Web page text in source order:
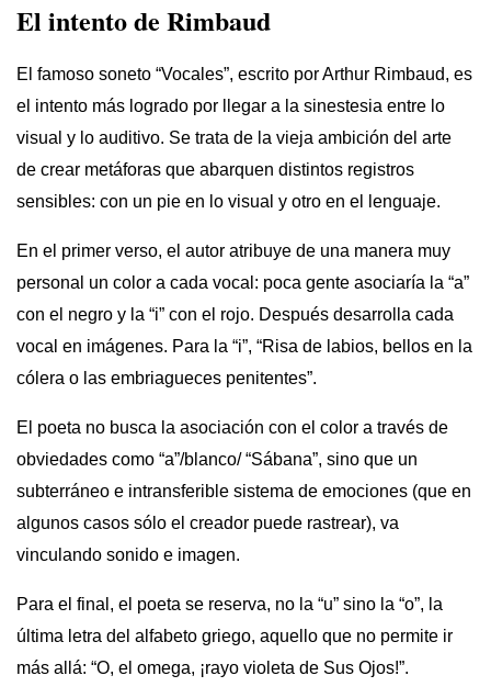
El intento de Rimbaud
El famoso soneto “Vocales”, escrito porArthur Rimbaud, es
el intento más logrado por llegar a la sinestesia entre lo
visual y lo auditivo. Se trata de la vieja ambición del arte
de crear metáforas que abarquen distintos registros
sensibles: con un pie en lo visual y otro en el lenguaje.
En el primer verso, el autor atribuye de una manera muy
personal un color a cada vocal: poca gente asociaría la “a”
con el negro y la “i” con el rojo. Después desarrolla cada
vocal en imágenes. Para la “i”, “Risa de labios, bellos en la
cólera o las embriagueces penitentes”.
El poeta no busca la asociación con el color a través de
obviedades como “a”/blanco/ “Sábana”, sino que un
subterráneo e intransferible sistema de emociones (que en
algunos casos sólo el creador puede rastrear), va
vinculando sonido e imagen.
Para el final, el poeta se reserva, no la “u” sino la “o”, la
última letra del alfabeto griego, aquello que no permite ir
más allá: “O, el omega, ¡rayo violeta de Sus Ojos!”.